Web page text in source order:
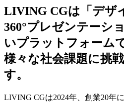
LIVING CGは「デザ
360°プレゼンテーシ
いプラットフォーム
様々な社会課題に挑
す。
LIVING CGは2024年、創業20年に